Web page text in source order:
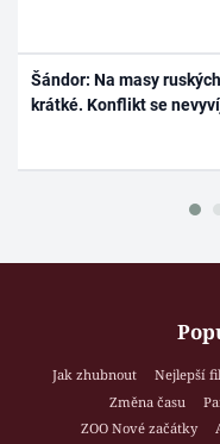
Šándor: Na masy
krátké. Konflikt se
Jak zhubnout Nejlepší
Změna času
ZOO Nové začátky